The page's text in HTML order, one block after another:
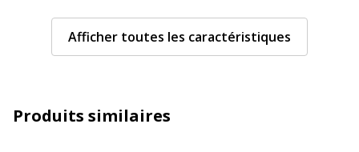
Données d'identification
Données d'identification
Marque
Afficher toutes les caractéristiques
Produits similaires